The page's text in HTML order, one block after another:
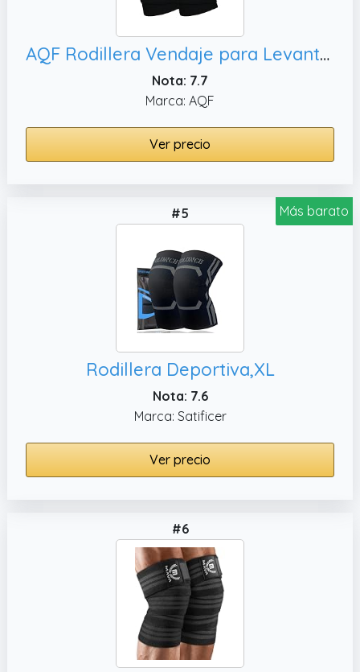
AQF Rodillera Vendaje para Levantar Peso para rodillera’s menisco y ligamento Soporte Elástico con Protección Elásticas para Levantamiento de Potencia
Nota: 7.7
Marca: AQF
Ver precio
Más barato
#5
Rodillera Deportiva,XL
Nota: 7.6
Marca: Satificer
Ver precio
#6